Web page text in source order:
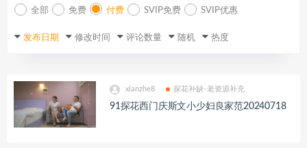
全部 免费 付费 SVIP免费 SVIP优惠
发布日期 修改时间 评论数量 随机 热度
xianzhe8 探花补缺-老资源补充
91探花西门庆斯文小少妇良家范20240718